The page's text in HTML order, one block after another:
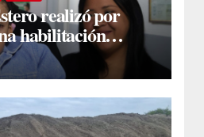
realizó por
habilitación
de conducción